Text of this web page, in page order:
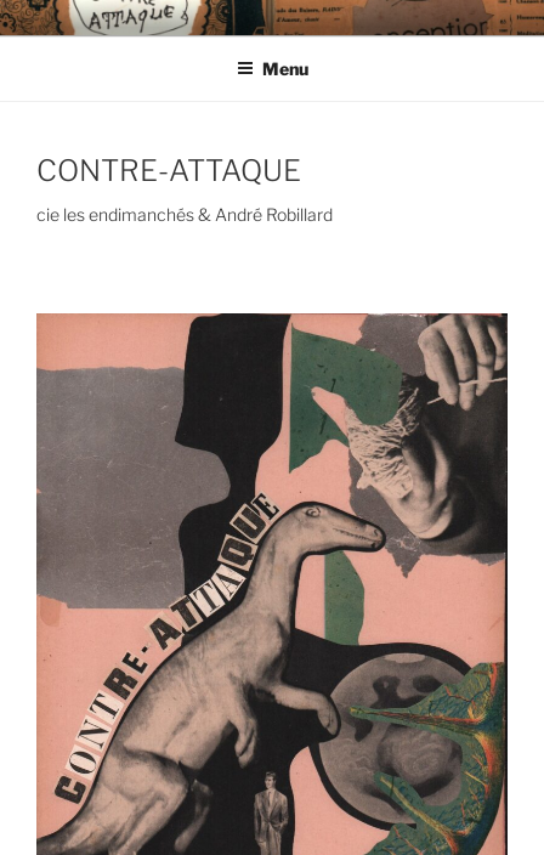
Aller
au
CIE LES ENDIMANCHÉS
Menu
CONTRE-ATTAQUE
cie les endimanchés & André Robillard